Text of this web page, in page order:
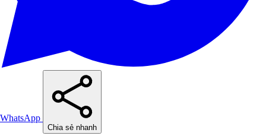
WhatsApp
Chia sẻ nhanh